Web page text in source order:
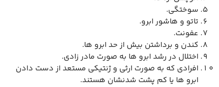
سوختگی.
تاتو و هاشور ابرو.
عفونت.
کندن و برداشتن بیش از حد ابرو ها.
اختلال در رشد ابرو ها به صورت مادر زادی.
افرادی که به صورت ارثی و ژنتیکی مستعد از دست دادن
ابرو ها یا کم پشت شدنشان هستند.